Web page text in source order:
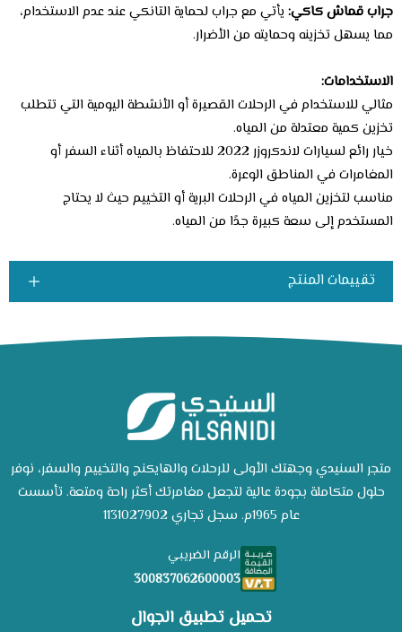
جراب قماش كاكي: يأتي مع جراب لحماية التانكي عند عدم الاستخدام،
مما يسهل تخزينه وحمايته من الأضرار.
الاستخدامات:
مثالي للاستخدام في الرحلات القصيرة أو الأنشطة اليومية التي تتطلب
تخزين كمية معتدلة من المياه.
خيار رائع لسيارات لاندكروزر 2022 للاحتفاظ بالمياه أثناء السفر أو
المغامرات في المناطق الوعرة.
مناسب لتخزين المياه في الرحلات البرية أو التخييم حيث لا يحتاج
المستخدم إلى سعة كبيرة جدًا من المياه.
تقييمات المنتج
متجر السنيدي وجهتك الأولى للرحلات والهايكنج والتخييم والسفر، نوفر
حلول متكاملة بجودة عالية لتجعل مغامرتك أكثر راحة ومتعة. تأسست
عام 1965م. سجل تجاري 1131027902
الرقم الضريبي
300837062600003
تحميل تطبيق الجوال